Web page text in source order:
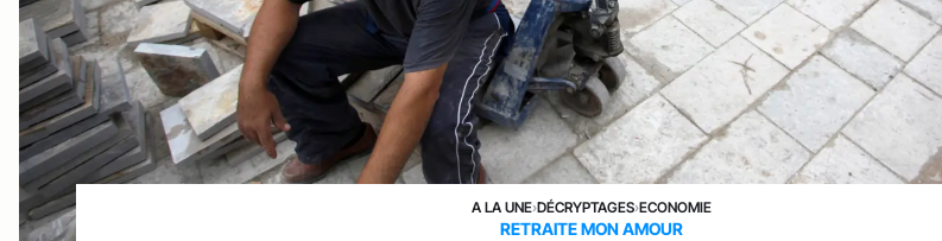
A LA UNE›DÉCRYPTAGES›ECONOMIE
RETRAITE MON AMOUR